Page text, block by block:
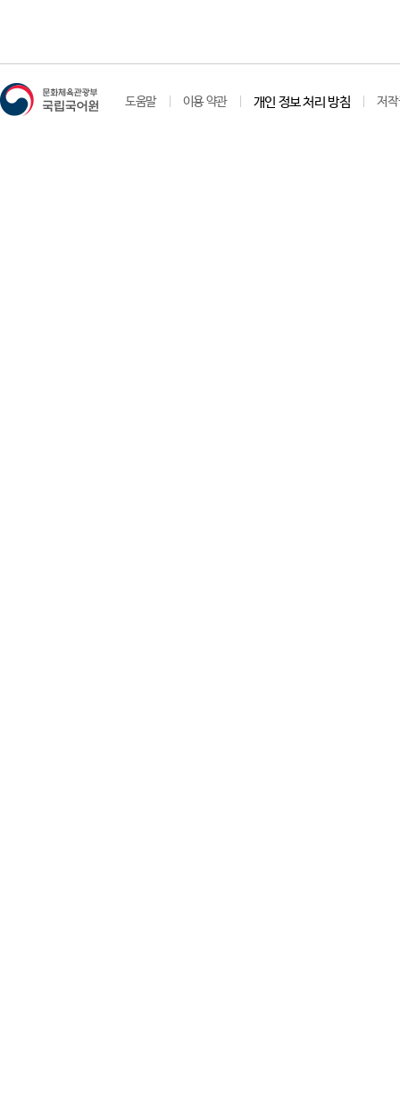
도움말 이용 약관 개인 정보 처리 방침 저